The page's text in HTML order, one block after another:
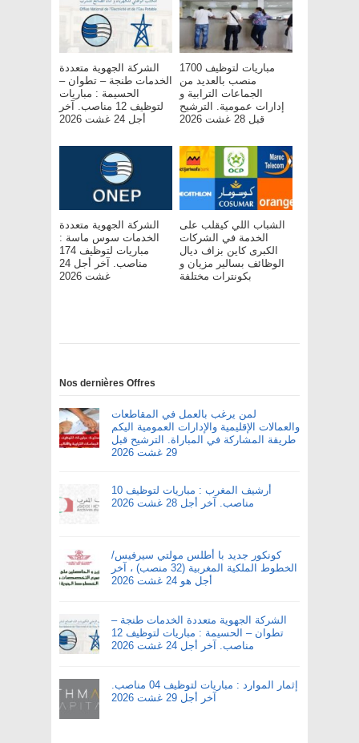
الشركة الجهوية متعددة
الخدمات طنجة – تطوان –
الحسيمة : مباريات
لتوظيف 12 مناصب. آخر
أجل 24 غشت 2026
مباريات لتوظيف 1700
منصب بالعديد من
الجماعات الترابية و
إدارات عمومية. الترشيح
قبل 28 غشت 2026
الشركة الجهوية متعددة
الخدمات سوس ماسة :
مباريات لتوظيف 174
مناصب. آخر أجل 24
غشت 2026
الشباب اللي كيقلب على
الخدمة في الشركات
الكبرى كاين بزاف ديال
الوظائف بسالير مزيان و
بكونترات مختلفة
Nos dernières Offres
لمن يرغب بالعمل في المقاطعات
والعمالات الإقليمية والإدارات العمومية اليكم
طريقة المشاركة في المباراة. الترشيح قبل
29 غشت 2026
أرشيف المغرب : مباريات لتوظيف 10
مناصب. آخر أجل 28 غشت 2026
كونكور جديد با أطلس مولتي سيرفيس/
الخطوط الملكية المغربية (32 منصب) ، آخر
أجل هو 24 غشت 2026
الشركة الجهوية متعددة الخدمات طنجة –
تطوان – الحسيمة : مباريات لتوظيف 12
مناصب. آخر أجل 24 غشت 2026
إثمار الموارد : مباريات لتوظيف 04 مناصب.
آخر أجل 29 غشت 2026